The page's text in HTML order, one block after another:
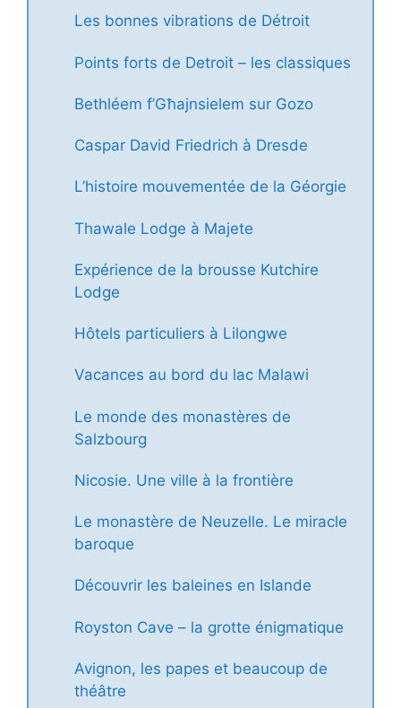
Les bonnes vibrations de Détroit
Points forts de Detroit – les classiques
Bethléem f’Għajnsielem sur Gozo
Caspar David Friedrich à Dresde
L’histoire mouvementée de la Géorgie
Thawale Lodge à Majete
Expérience de la brousse Kutchire
Lodge
Hôtels particuliers à Lilongwe
Vacances au bord du lac Malawi
Le monde des monastères de
Salzbourg
Nicosie. Une ville à la frontière
Le monastère de Neuzelle. Le miracle
baroque
Découvrir les baleines en Islande
Royston Cave – la grotte énigmatique
Avignon, les papes et beaucoup de
théâtre